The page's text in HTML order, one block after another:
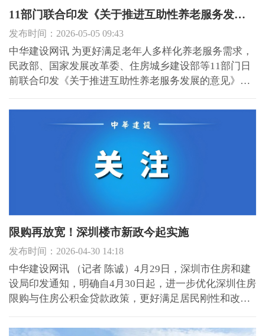
城区，来一次全方位的健康扫描。 住房城乡建设部表
示，各地要一体化推进城市体检与城市更新，坚持先体
检后更新、无...
11部门联合印发《关于推进互助性养老服务发展的意见》提出加强互助性养老服务设施无障碍、适老化建设和改造
发布时间：2026-05-05 09:43
中华建设网讯 为更好满足老年人多样化养老服务需求，
民政部、国家发展改革委、住房城乡建设部等11部门日
前联合印发《关于推进互助性养老服务发展的意见》。
居民间的互相帮扶，为老年人提供自愿性、非营利性养
老服务的活动。发展互助性养老服务，是实施积极应对
限购再放宽！深圳楼市新政今起实施
发布时间：2026-04-30 14:18
中华建设网讯 （记者 陈诚）4月29日，深圳市住房和建
设局印发通知，明确自4月30日起，进一步优化深圳住房
限购与住房公积金贷款政策，更好满足居民刚性和改善
知，符合深圳商品住房购买条件的居民家庭（包括深圳